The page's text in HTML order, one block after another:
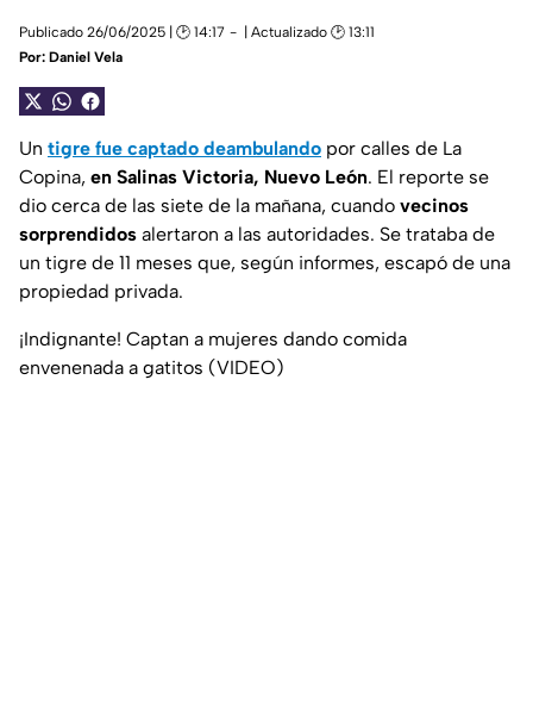
Publicado 26/06/2025 | 🕑 14:17
| Actualizado 🕑 13:11
Por: Daniel Vela
Un tigre fue captado deambulando por calles de La
Copina, en Salinas Victoria, Nuevo León. El reporte se
dio cerca de las siete de la mañana, cuando vecinos
sorprendidos alertaron a las autoridades. Se trataba de
un tigre de 11 meses que, según informes, escapó de una
propiedad privada.
¡Indignante! Captan a mujeres dando comida
envenenada a gatitos (VIDEO)